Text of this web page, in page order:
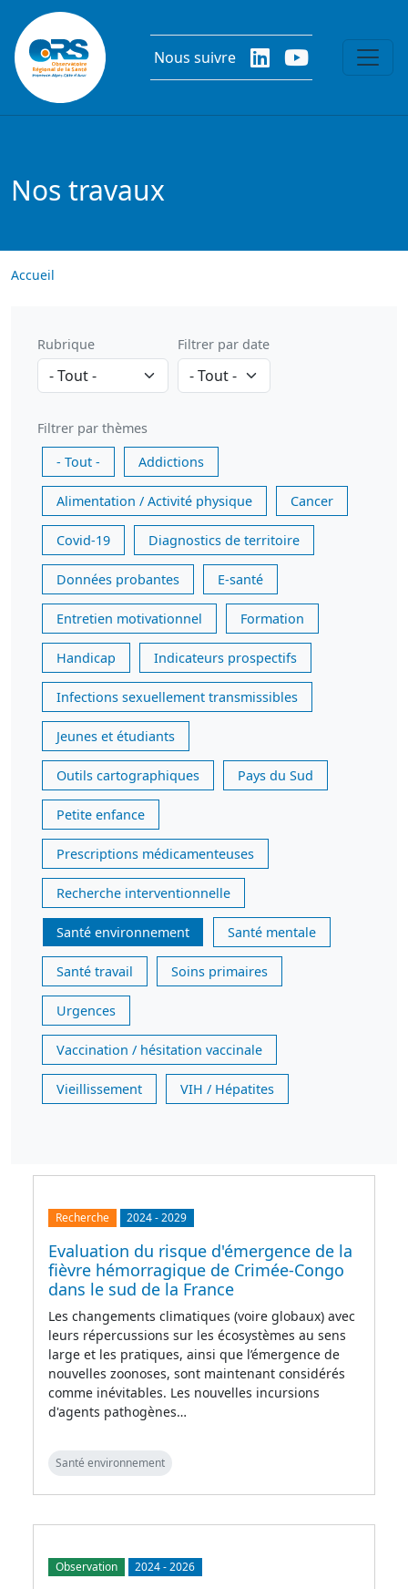
Aller au contenu principal
Nous suivre
Nos travaux
Accueil
Rubrique Filtrer par date
Filtrer par thèmes
- Tout -
Addictions
Alimentation / Activité physique Cancer
Covid-19 Diagnostics de territoire
Données probantes E-santé
Entretien motivationnel Formation
Handicap Indicateurs prospectifs
Infections sexuellement transmissibles
Jeunes et étudiants
Outils cartographiques Pays du Sud
Petite enfance
Prescriptions médicamenteuses
Recherche interventionnelle
Santé environnement Santé mentale
Santé travail Soins primaires
Urgences
Vaccination / hésitation vaccinale
Vieillissement VIH / Hépatites
Recherche 2024-2029
Evaluation du risque d'émergence de la
fièvre hémorragique de Crimée-Congo
dans le sud de la France
Les changements climatiques (voire globaux) avec
leurs répercussions sur les écosystèmes au sens
large et les pratiques, ainsi que l’émergence de
nouvelles zoonoses, sont maintenant considérés
comme inévitables. Les nouvelles incursions
d'agents pathogènes…
Santé environnement
Observation 2024-2026